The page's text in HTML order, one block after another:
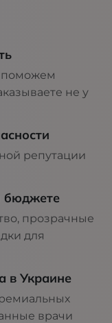
поможем
не у
репутации
бюджете
прозрачные
для
в Украине
врачи